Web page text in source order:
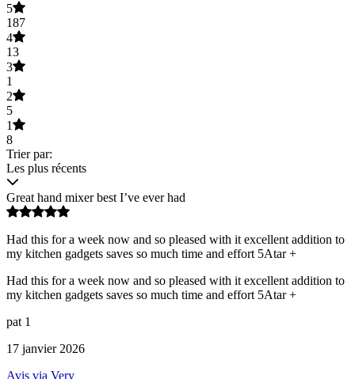
5
187
4
13
3
1
2
5
1
8
Trier par:
Les plus récents
Great hand mixer best I’ve ever had
Had this for a week now and so pleased with it excellent addition to
my kitchen gadgets saves so much time and effort 5Atar +
Had this for a week now and so pleased with it excellent addition to
my kitchen gadgets saves so much time and effort 5Atar +
pat 1
17 janvier 2026
Avis via Very